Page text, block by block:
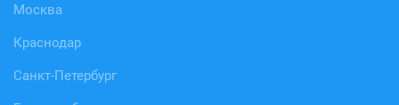
Москва
Краснодар
Санкт-Петербург